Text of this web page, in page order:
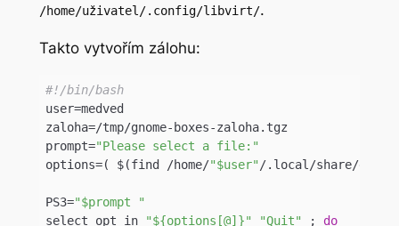
/home/uživatel/.config/libvirt/.
Takto vytvořím zálohu:
#!/bin/bash
user=medved
zaloha=/tmp/gnome-boxes-zaloha.tgz
prompt="Please select a file:"
options=( $(find /home/"$user" /.local/share/
PS3="$prompt "
select opt in
"${options[@]}" "Quit" ; do